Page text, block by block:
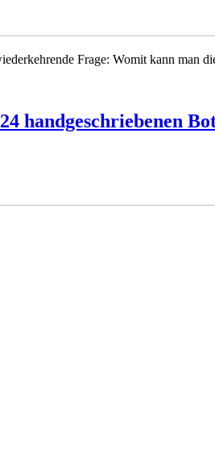
Frage: Womit kann man
handgeschriebenen